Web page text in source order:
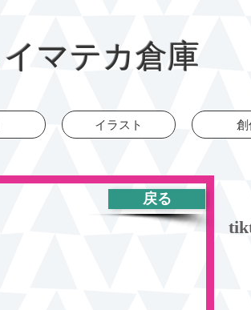
イマテカ倉庫
イラスト
戻る